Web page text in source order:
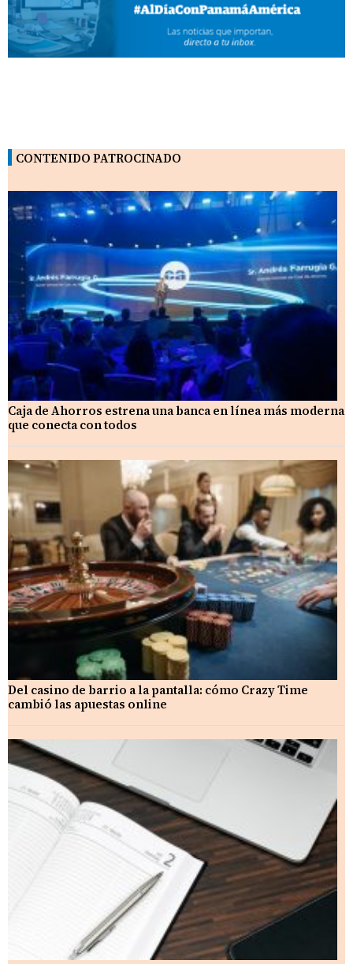
CONTENIDO PATROCINADO
Caja de Ahorros estrena una banca en línea más moderna
que conecta con todos
Del casino de barrio a la pantalla: cómo Crazy Time
cambió las apuestas online